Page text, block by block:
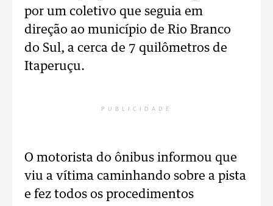
por um coletivo que seguia em
direção ao município de Rio Branco
do Sul, a cerca de 7 quilômetros de
Itaperuçu.
PUBLICIDADE
O motorista do ônibus informou que
viu a vítima caminhando sobre a pista
e fez todos os procedimentos